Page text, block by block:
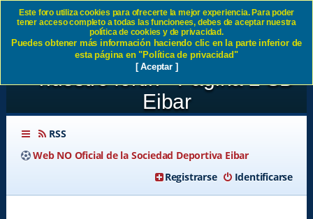
JORNADA 11:SD Eibar 2-1
Villareal CF This is ipurua y es
nuestro fortin - Página 2 SD
Eibar
RSS
Web NO Oficial de la Sociedad Deportiva Eibar
Identificarse
Registrarse
Este foro utiliza cookies para ofrecerte la mejor experiencia. Para poder
tener acceso completo a todas las funcionees, debes de aceptar nuestra
política de cookies y de privacidad.
Puedes obtener más información haciendo clic en la parte inferior de
esta página en "Política de privacidad"
[ Aceptar ]